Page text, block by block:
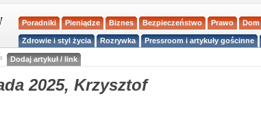
Poradniki Pieniądze Biznes Bezpieczeństwo Prawo Dom
Zdrowie i styl życia Rozrywka Pressroom i artykuły gościnne
Dodaj artykuł / link
2025, Krzysztof